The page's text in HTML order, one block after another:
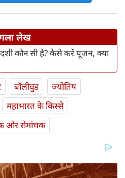
लेख
कौन सी है? कैसे करें पूजन, क्या
बॉलीवुड
ज्योतिष
महाभारत के किस्से
और रोमांचक